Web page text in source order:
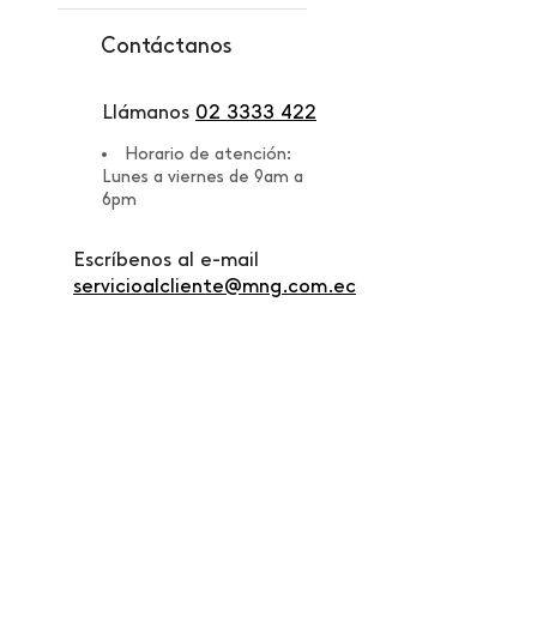
Contáctanos
Llámanos 02 3333 422
Horario de atención:
Lunes a viernes de 9am a
6pm
Escríbenos al e-mail
servicioalcliente@mng.com.ec